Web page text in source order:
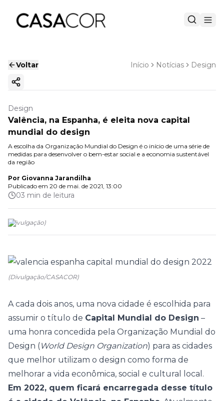
Voltar Início Notícias Design
Copiar link
Design
Valência, na Espanha, é eleita nova capital
mundial do design
A escolha da Organização Mundial do Design é o início de uma série de
medidas para desenvolver o bem-estar social e a economia sustentável
da região
Por Giovanna Jarandilha
Publicado em 20 de mai. de 2021, 13:00
03 min de leitura
(Divulgação)
(Divulgação/CASACOR)
A cada dois anos, uma nova cidade é escolhida para
assumir o título de Capital Mundial do Design –
uma honra concedida pela Organização Mundial do
Design (World Design Organization) para as cidades
que melhor utilizam o design como forma de
melhorar a vida econômica, social e cultural local.
Em 2022, quem ficará encarregada desse título